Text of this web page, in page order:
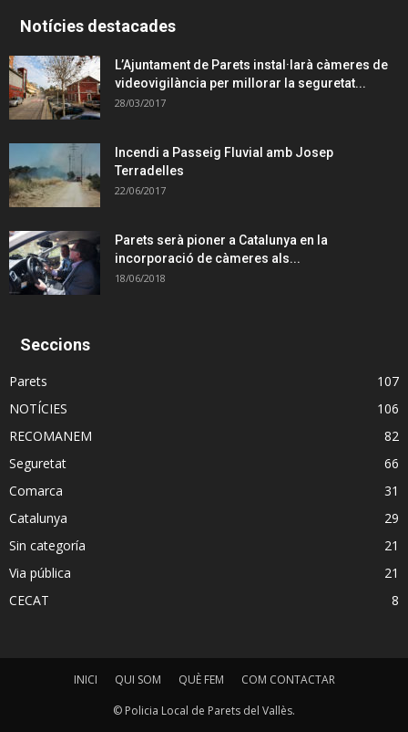
Notícies destacades
L’Ajuntament de Parets instal·larà càmeres de
videovigilància per millorar la seguretat...
28/03/2017
Incendi a Passeig Fluvial amb Josep
Terradelles
22/06/2017
Parets serà pioner a Catalunya en la
incorporació de càmeres als...
18/06/2018
Seccions
Parets
107
NOTÍCIES
106
RECOMANEM
82
Seguretat
66
Comarca
31
Catalunya
29
Sin categoría
21
Via pública
21
CECAT
8
INICI QUI SOM QUÈ FEM
COM CONTACTAR
© Policia Local de Parets del Vallès.